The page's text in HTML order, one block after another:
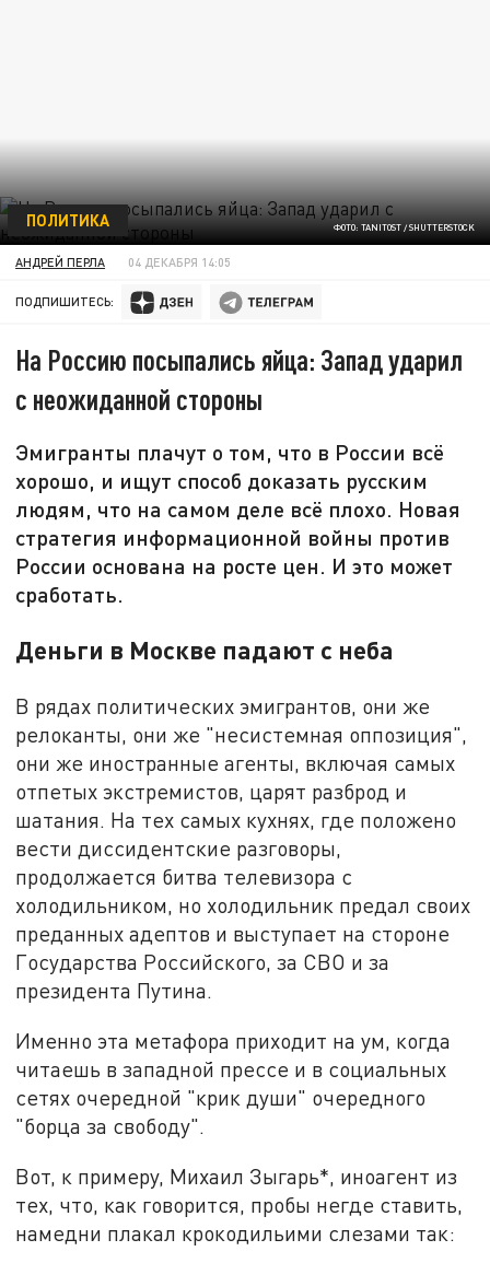
ФОТО: TANITOST / SHUTTERSTOCK
ПОЛИТИКА
АНДРЕЙ ПЕРЛА 04 ДЕКАБРЯ 14:05
ПОДПИШИТЕСЬ:
На Россию посыпались яйца: Запад ударил
с неожиданной стороны
Эмигранты плачут о том, что в России всё
хорошо, и ищут способ доказать русским
людям, что на самом деле всё плохо. Новая
стратегия информационной войны против
России основана на росте цен. И это может
сработать.
Деньги в Москве падают с неба
В рядах политических эмигрантов, они же
релоканты, они же "несистемная оппозиция",
они же иностранные агенты, включая самых
отпетых экстремистов, царят разброд и
шатания. На тех самых кухнях, где положено
вести диссидентские разговоры,
продолжается битва телевизора с
холодильником, но холодильник предал своих
преданных адептов и выступает на стороне
Государства Российского, за СВО и за
президента Путина.
Именно эта метафора приходит на ум, когда
читаешь в западной прессе и в социальных
сетях очередной "крик души" очередного
"борца за свободу".
Вот, к примеру, Михаил Зыгарь*, иноагент из
тех, что, как говорится, пробы негде ставить,
намедни плакал крокодильими слезами так: